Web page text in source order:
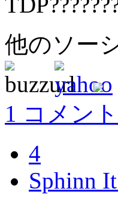
他のソー
1 コメント
4
Sphinn